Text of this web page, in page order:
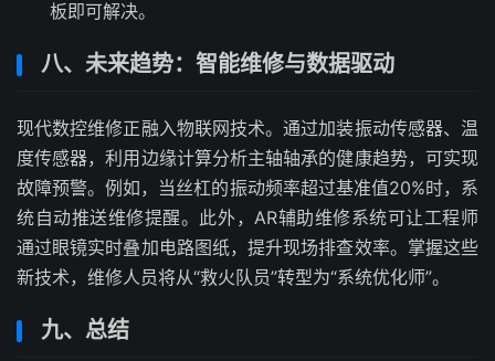
板即可解决。
八、未来趋势：智能维修与数据驱动
现代数控维修正融入物联网技术。通过加装振动传感器、温
度传感器，利用边缘计算分析主轴轴承的健康趋势，可实现
故障预警。例如，当丝杠的振动频率超过基准值20%时，系
统自动推送维修提醒。此外，AR辅助维修系统可让工程师
通过眼镜实时叠加电路图纸，提升现场排查效率。掌握这些
新技术，维修人员将从“救火队员”转型为“系统优化师”。
九、总结